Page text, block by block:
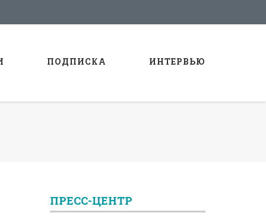
ПОДПИСКА ИНТЕРВЬЮ
ПРЕСС-ЦЕНТР